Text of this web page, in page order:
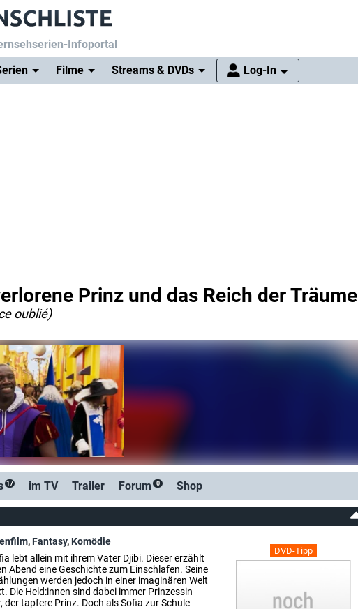
Infoportal
Filme Streams & DVDs Log-In
Prinz und das Reich der Träume
oublié)
17 im TV Trailer Forum 0 Shop
DVD-Tipp
,Fantasy,Komödie
lebt allein mit ihrem Vater Djibi. Dieser erzählt
Abend eine Geschichte zum Einschlafen. Seine
werden jedoch in einer imaginären Welt
Die Held:innen sind dabei immer Prinzessin
der tapfere Prinz. Doch als Sofia zur Schule